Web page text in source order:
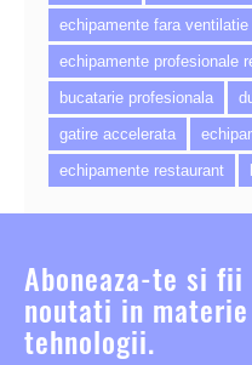
echipamente fara ventilatie
echipamente profesionale
bucatarie profesionala
gatire accelerata
echipamente restaurant
Aboneaza-te si
noutati in
tehnologii.